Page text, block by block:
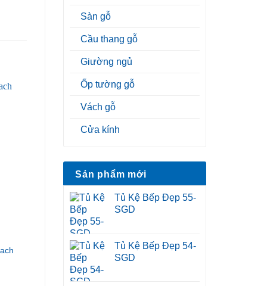
Sàn gỗ
Cầu thang gỗ
Giường ngủ
Ốp tường gỗ
Vách gỗ
Cửa kính
Sản phẩm mới
Tủ Kệ Bếp Đẹp 55-
SGD
Tủ Kệ Bếp Đẹp 54-
SGD